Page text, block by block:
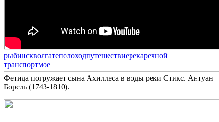
Фетида погружает сына Ахиллеса в воды реки Стикс. Антуан
Борель (1743-1810).
рыбинскволгатеполоходпутешествиерекаречной
транспортмое